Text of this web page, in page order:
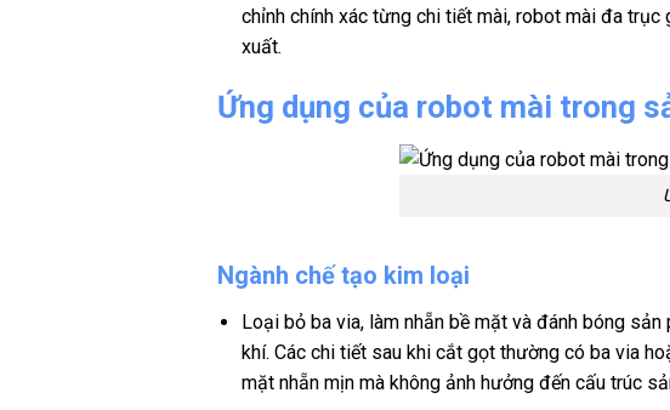
chỉnh chính xác từng chi tiết mài, robot mài đa
xuất.
Ứng dụng của robot mài trong
Ngành chế tạo kim loại
Loại bỏ ba via, làm nhẵn bề mặt và đánh bóng
khí. Các chi tiết sau khi cắt gọt thường có ba via
mặt nhẵn mịn mà không ảnh hưởng đến cấu trúc